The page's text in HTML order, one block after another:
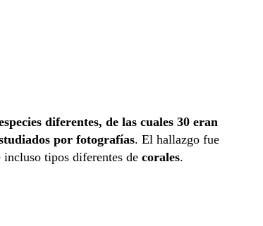
diferentes, de las cuales 30 eran
por fotografías. El hallazgo fue
incluso tipos diferentes de corales.